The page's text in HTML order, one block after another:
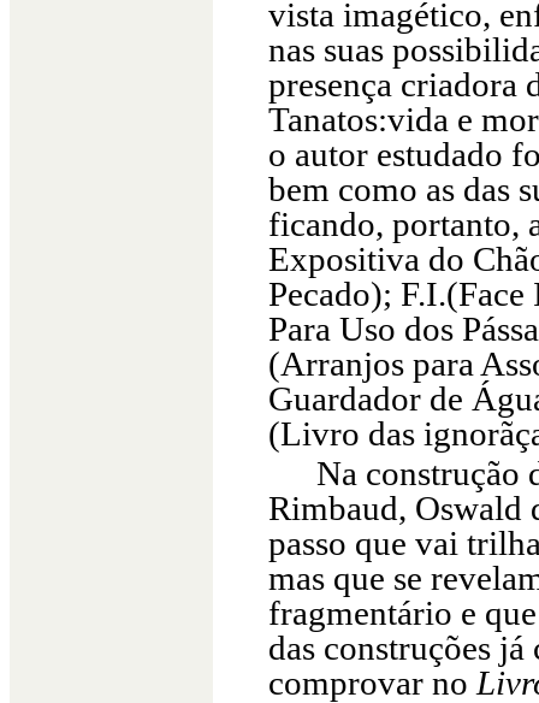
vista imagético,
nas suas
presença criadora
Tanatos:vida e
o autor estudado
bem como as das
ficando, portanto,
Expositiva do
Pecado);
Para Uso dos
(Arranjos para
Guardador de
(Livro das
Na construção
Rimbaud, Oswald
passo que vai
mas que se
fragmentário e
das construções
comprovar no